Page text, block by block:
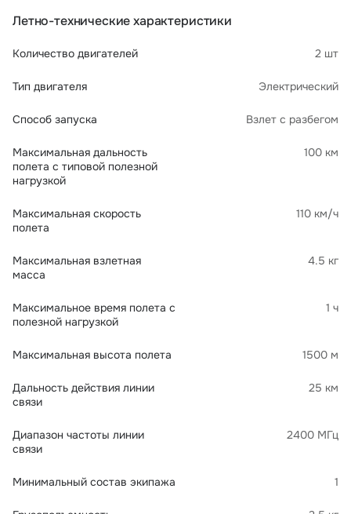
Летно-технические характеристики
Количество двигателей 2 шт
Тип двигателя Электрический
Способ запуска Взлет с разбегом
Максимальная дальность
полета с типовой полезной
нагрузкой
100 км
Максимальная скорость
полета
110 км/ч
Максимальная взлетная
масса
4.5 кг
Максимальное время полета с
полезной нагрузкой
1 ч
Максимальная высота полета 1500 м
Дальность действия линии
связи
25 км
Диапазон частоты линии
связи
2400 МГц
Минимальный состав экипажа 1